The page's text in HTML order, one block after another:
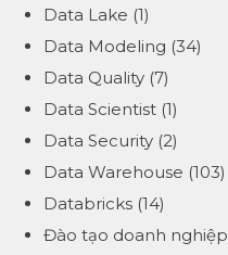
Data Lake (1)
Data Modeling (34)
Data Quality (7)
Data Scientist (1)
Data Security (2)
Data Warehouse (103)
Databricks (14)
Đào tạo doanh nghiệp